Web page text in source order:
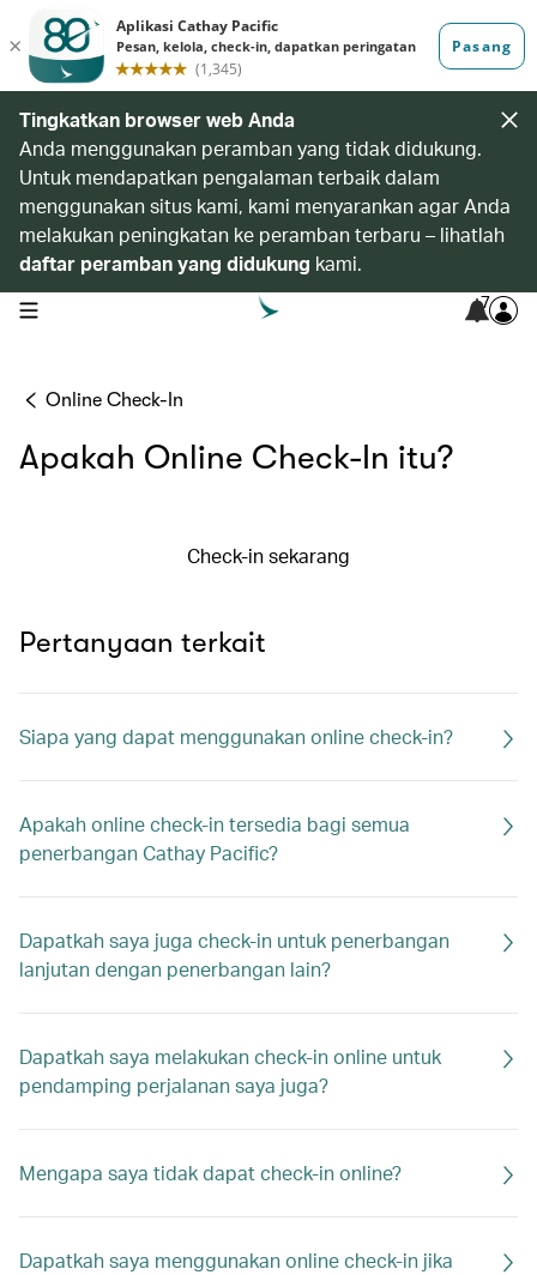
Tingkatkan browser web Anda
Anda menggunakan peramban yang tidak didukung.
Untuk mendapatkan pengalaman terbaik dalam
menggunakan situs kami, kami menyarankan agar Anda
melakukan peningkatan ke peramban terbaru – lihatlah
daftar peramban yang didukung kami.
open navigation menu 7
Online Check-In
Apakah Online Check-In itu?
Check-in sekarang
Pertanyaan terkait
Siapa yang dapat menggunakan online check-in?
Apakah online check-in tersedia bagi semua
penerbangan Cathay Pacific?
Dapatkah saya juga check-in untuk penerbangan
lanjutan dengan penerbangan lain?
Dapatkah saya melakukan check-in online untuk
pendamping perjalanan saya juga?
Mengapa saya tidak dapat check-in online?
Dapatkah saya menggunakan online check-in jika